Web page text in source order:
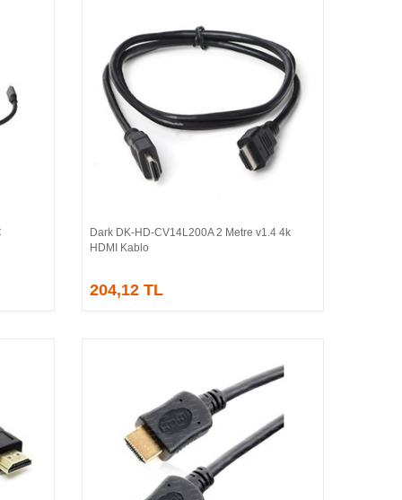
Sepete Ekle
Dark DK-HD-CV14L200A 2 Metre v1.4 4k
HDMI Kablo
204,12 TL